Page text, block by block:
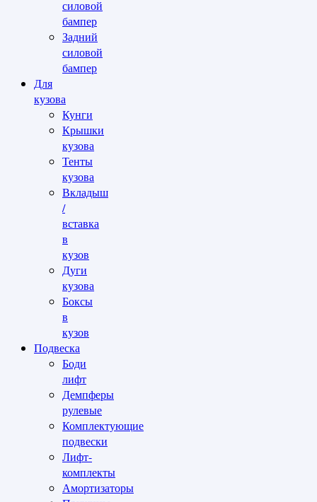
силовой
бампер
Задний
силовой
бампер
Для
кузова
Кунги
Крышки
кузова
Тенты
кузова
Вкладыш
/
вставка
в
кузов
Дуги
кузова
Боксы
в
кузов
Подвеска
Боди
лифт
Демпферы
рулевые
Комплектующие
подвески
Лифт-
комплекты
Амортизаторы